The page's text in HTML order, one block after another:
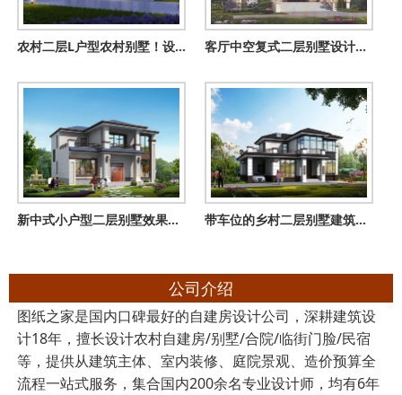
农村二层L户型农村别墅！设计图简约时尚又大气，住着超舒适 客厅中空复式二层别墅设计图，欧式风格外观
新中式小户型二层别墅效果图及全套施工设计图，造价经济实惠 带车位的乡村二层别墅建筑结构设计图，全套施工图140平
公司介绍
图纸之家是国内口碑最好的自建房设计公司，深耕建筑设
计18年，擅长设计农村自建房/别墅/合院/临街门脸/民宿
等，提供从建筑主体、室内装修、庭院景观、造价预算全
流程一站式服务，集合国内200余名专业设计师，均有6年